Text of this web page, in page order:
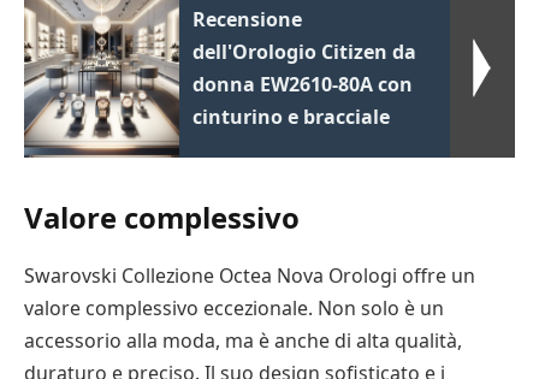
Recensione
dell'Orologio Citizen da
donna EW2610-80A con
cinturino e bracciale
Valore complessivo
Swarovski Collezione Octea Nova Orologi offre un
valore complessivo eccezionale. Non solo è un
accessorio alla moda, ma è anche di alta qualità,
duraturo e preciso. Il suo design sofisticato e i